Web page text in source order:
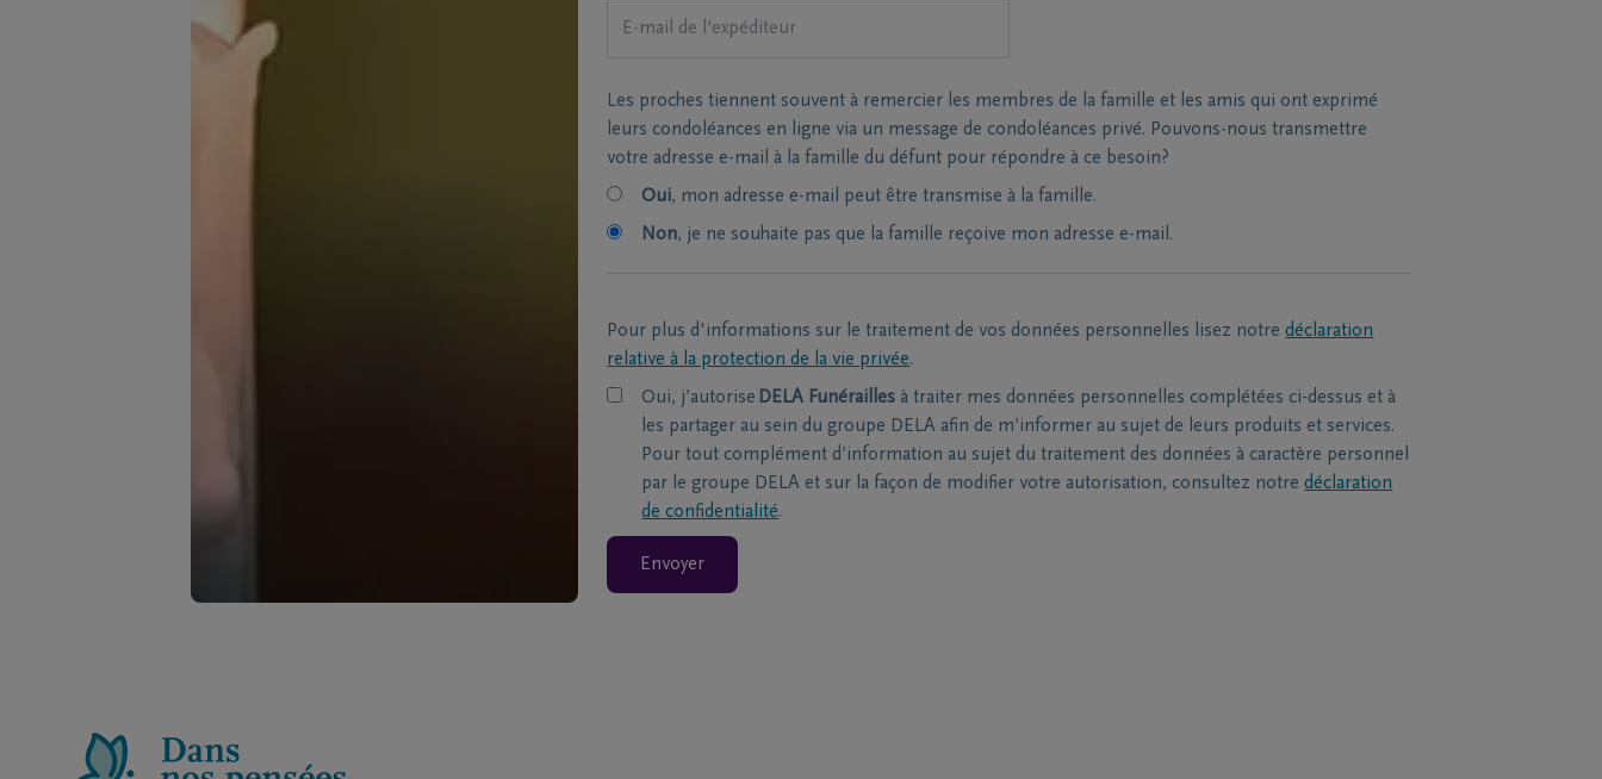
Les proches tiennent souvent à remercier les membres de la famille et les amis qui ont exprimé
leurs condoléances en ligne via un message de condoléances privé. Pouvons-nous transmettre
votre adresse e-mail à la famille du défunt pour répondre à ce besoin?
Oui, mon adresse e-mail peut être transmise à la famille.
Non, je ne souhaite pas que la famille reçoive mon adresse e-mail.
Pour plus d'informations sur le traitement de vos données personnelles lisez notredéclaration
relative à la protection de la vie privée.
Oui, j’autorise DELA Funérailles à traiter mes données personnelles complétées ci-dessus et à
les partager au sein du groupe DELA afin de m’informer au sujet de leurs produits et services.
Pour tout complément d’information au sujet du traitement des données à caractère personnel
par le groupe DELA et sur la façon de modifier votre autorisation, consultez notredéclaration
de confidentialité.
Envoyer